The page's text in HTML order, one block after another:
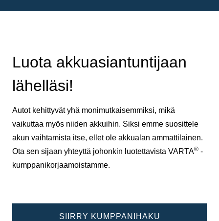
Luota akkuasiantuntijaan
lähelläsi!
Autot kehittyvät yhä monimutkaisemmiksi, mikä
vaikuttaa myös niiden akkuihin. Siksi emme suosittele
akun vaihtamista itse, ellet ole akkualan ammattilainen.
Ota sen sijaan yhteyttä johonkin luotettavista VARTA® -
kumppanikorjaamoistamme.
SIIRRY KUMPPANIHAKU